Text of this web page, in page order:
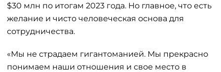
$30 млн по итогам 2023 года. Но главное, что есть
желание и чисто человеческая основа для
сотрудничества.
«Мы не страдаем гигантоманией. Мы прекрасно
понимаем наши отношения и свое место в